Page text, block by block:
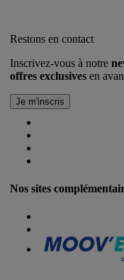
Restons en contact
Inscrivez-vous à notre
offres exclusives en
Nos sites